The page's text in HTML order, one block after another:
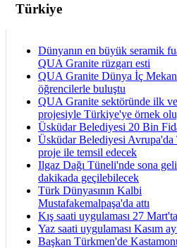
Türkiye
Dünyanın en büyük seramik
QUA Granite rüzgarı esti
QUA Granite Dünya İç
öğrencilerle buluştu
QUA Granite sektöründe ilk
projesiyle Türkiye'ye örnek
Üsküdar Belediyesi 20 Bin
Üsküdar Belediyesi
proje ile temsil edecek
Ilgaz Dağı Tüneli'nde sona
dakikada geçilebilecek
Türk Dünyasının Kalbi
Mustafakemalpaşa'da attı
Kış saati uygulaması 27
Yaz saati uygulaması Kasım
Başkan Türkmen'de